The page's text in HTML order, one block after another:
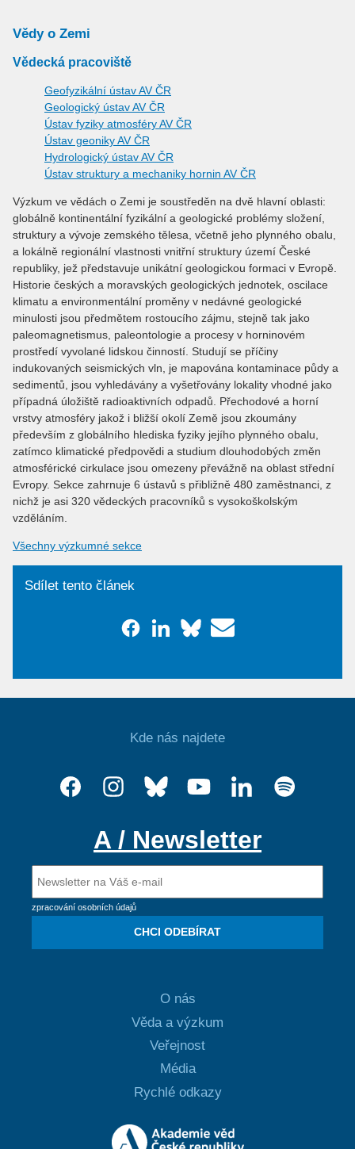
Vědy o Zemi
Vědecká pracoviště
Geofyzikální ústav AV ČR
Geologický ústav AV ČR
Ústav fyziky atmosféry AV ČR
Ústav geoniky AV ČR
Hydrologický ústav AV ČR
Ústav struktury a mechaniky hornin AV ČR
Výzkum ve vědách o Zemi je soustředěn na dvě hlavní oblasti:
globálně kontinentální fyzikální a geologické problémy složení,
struktury a vývoje zemského tělesa, včetně jeho plynného obalu,
a lokálně regionální vlastnosti vnitřní struktury území České
republiky, jež představuje unikátní geologickou formaci v Evropě.
Historie českých a moravských geologických jednotek, oscilace
klimatu a environmentální proměny v nedávné geologické
minulosti jsou předmětem rostoucího zájmu, stejně tak jako
paleomagnetismus, paleontologie a procesy v horninovém
prostředí vyvolané lidskou činností. Studují se příčiny
indukovaných seismických vln, je mapována kontaminace půdy a
sedimentů, jsou vyhledávány a vyšetřovány lokality vhodné jako
případná úložiště radioaktivních odpadů. Přechodové a horní
vrstvy atmosféry jakož i bližší okolí Země jsou zkoumány
především z globálního hlediska fyziky jejího plynného obalu,
zatímco klimatické předpovědi a studium dlouhodobých změn
atmosférické cirkulace jsou omezeny převážně na oblast střední
Evropy. Sekce zahrnuje 6 ústavů s přibližně 480 zaměstnanci, z
nichž je asi 320 vědeckých pracovníků s vysokoškolským
vzděláním.
Všechny výzkumné sekce
Sdílet tento článek
Kde nás najdete
A / Newsletter
zpracování osobních údajů
CHCI ODEBÍRAT
O nás
Věda a výzkum
Veřejnost
Média
Rychlé odkazy